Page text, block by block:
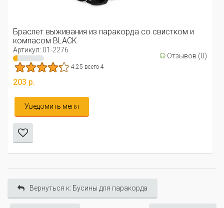
Браслет выживания из паракорда со свистком и
компасом BLACK
Артикул: 01-2276
Отзывов (0)
4.25 всего 4
203 р.
Уведомить меня
Вернуться к: Бусины для паракорда